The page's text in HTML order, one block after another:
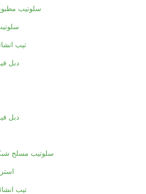
سلوتيب مطبوع
سلوتيب
تيب انشائي 1 بوصه -
دبل
دبل
سلوتيب مسلح شبكي
تيب انشائي 2 بوصه -